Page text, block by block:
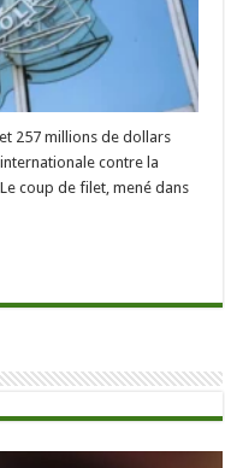
257 millions de dollars
contre la
coup de filet, mené dans